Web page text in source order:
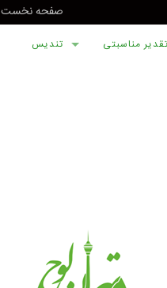
صفحه نخست
مناسبتی تندیس